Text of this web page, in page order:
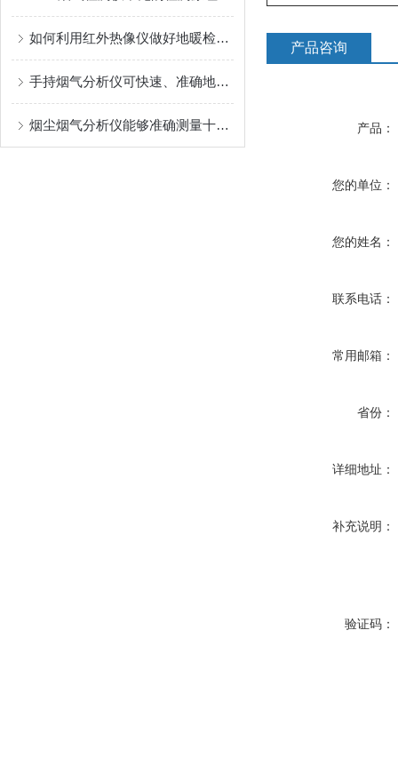
如何利用红外热像仪做好地暖检测？是不是热像仪有透视功能？
手持烟气分析仪可快速、准确地掌握气体浓度
烟尘烟气分析仪能够准确测量十余种气体的浓度
产品咨询
产品：
您的单位：
您的姓名：
联系电话：
常用邮箱：
省份：
详细地址：
补充说明：
验证码：